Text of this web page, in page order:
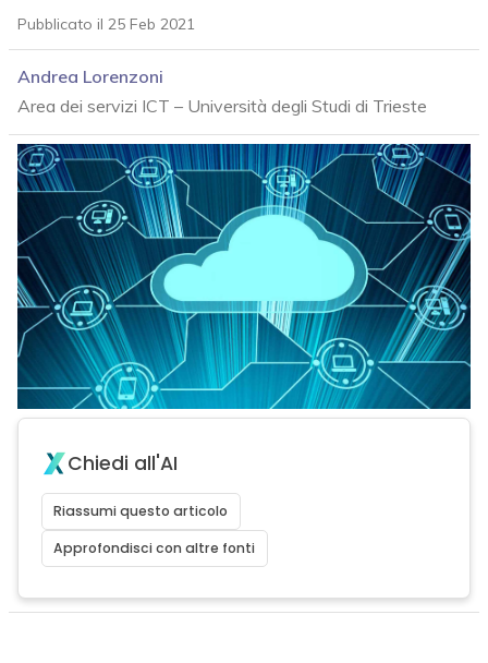
Pubblicato il 25 Feb 2021
Andrea Lorenzoni
Area dei servizi ICT – Università degli Studi di Trieste
Chiedi all'AI
Riassumi questo articolo
Approfondisci con altre fonti